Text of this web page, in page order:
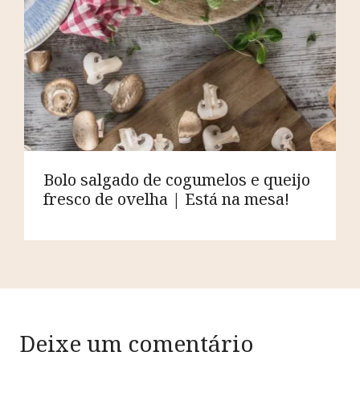
Bolo salgado de cogumelos e queijo
fresco de ovelha | Está na mesa!
Deixe um comentário